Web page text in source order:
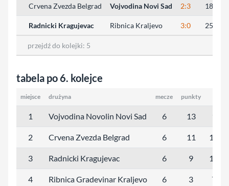
Crvena Zvezda Belgrad Vojvodina Novi Sad 2:3 18:25,
Radnicki Kragujevac Ribnica Kraljevo 3:0 25:17,
przejdź do kolejki: 5
tabela po 6. kolejce
miejsce drużyna mecze punkty
1 Vojvodina Novolin Novi Sad 6 13 16:8
2 Crvena Zvezda Belgrad 6 11 13:10
3 Radnicki Kragujevac 6 9 10:11
4 Ribnica Gradevinar Kraljevo 6 3 7:17